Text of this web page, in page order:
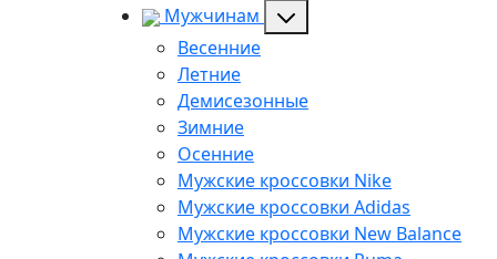
Мужчинам
Весенние
Летние
Демисезонные
Зимние
Осенние
Мужские кроссовки Nike
Мужские кроссовки Adidas
Мужские кроссовки New Balance